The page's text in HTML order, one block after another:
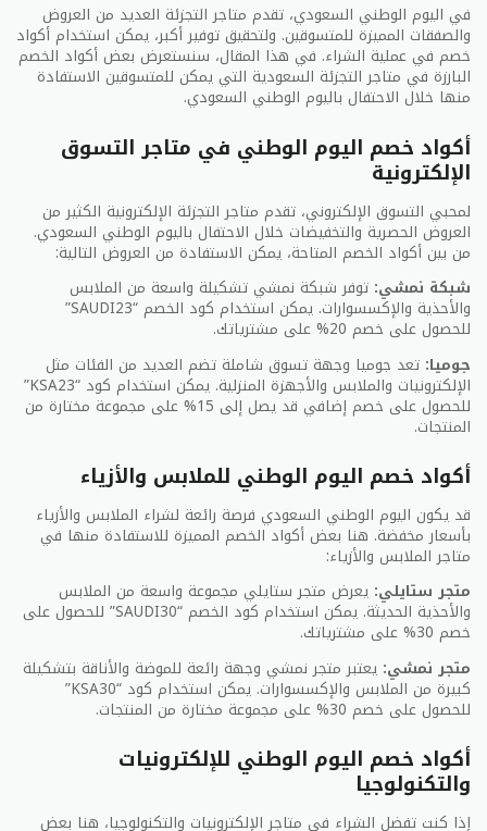
مواصفات الوطني السعودي
الفنادق والمنتجعات
تنوع واسع من الخيارات
في مجال السياحة الداخلية والفنادق والمنتجعات. تتميز كل
واحدة من هذه العروض بميزاتها الفريدة، لذا من المهم
اختيار تلك التي تتناسب مع احتياجاتك وميزانيتك.
العروض الثقافية
في المملكة العربية السعودية ، تعد عروض الوطني
السعودي من أفضل الأحداث الثقافية التي يستمتع بها
الناس. تقدم هذه العروض مجموعة متنوعة من الفنون
والثقافات من جميع أنحاء العالم. يقام العديد من العروض
الرياضية والموسيقية والفنية في مختلف المدن السعودية
، مما يوفر فرصة للجمهور للاستمتاع بتجارب ثقافية متنوعة.
عروض الأوبرا والمسرح والعروض الفنية
تعرض العديد من المدن في المملكة العروض الأوبرالية
والمسرحية والفنية المذهلة. تقدم الأوبرا السعودية أعمالا
فنية رائعة من جميع أنحاء العالم ، بما في ذلك الأوبرا
الكلاسيكية والعصرية. بالإضافة إلى ذلك ، يقدم المسرح
السعودي عروضا متنوعة تشمل المسرحيات الكوميدية
والدرامية والموسيقية. ومن الجدير بالذكر أن هناك العديد
من العروض الفنية والمعارض التي تعقد في المدن
السعودية ، مما يسمح للناس بالاستمتاع بالأعمال الفنية
المذهلة واكتشاف المواهب الفنية المحلية والدولية.
يقدم الجدول التالي مقارنة بسيطة بين عروض الأوبرا
والمسرح والعروض الفنية في المملكة العربية السعودية:
المواصفات الأوبرا المسرحية
في اليوم الوطني السعودي، تقدم متاجر التجزئة العديد من العروض
والصفقات المميزة للمتسوقين. ولتحقيق توفير أكبر، يمكن استخدام أكواد
خصم في عملية الشراء. في هذا المقال، سنستعرض بعض أكواد الخصم
البارزة في متاجر التجزئة السعودية التي يمكن للمتسوقين الاستفادة
منها خلال الاحتفال باليوم الوطني السعودي.
أكواد خصم اليوم الوطني في متاجر التسوق
الإلكترونية
لمحبي التسوق الإلكتروني، تقدم متاجر التجزئة الإلكترونية الكثير من
العروض الحصرية والتخفيضات خلال الاحتفال باليوم الوطني السعودي.
من بين أكواد الخصم المتاحة، يمكن الاستفادة من العروض التالية:
شبكة نمشي: توفر شبكة نمشي تشكيلة واسعة من الملابس
والأحذية والإكسسوارات. يمكن استخدام كود الخصم “SAUDI23”
للحصول على خصم 20% على مشترياتك.
جوميا: تعد جوميا وجهة تسوق شاملة تضم العديد من الفئات مثل
الإلكترونيات والملابس والأجهزة المنزلية. يمكن استخدام كود “KSA23”
للحصول على خصم إضافي قد يصل إلى 15% على مجموعة مختارة من
المنتجات.
أكواد خصم اليوم الوطني للملابس والأزياء
قد يكون اليوم الوطني السعودي فرصة رائعة لشراء الملابس والأزياء
بأسعار مخفضة. هنا بعض أكواد الخصم المميزة للاستفادة منها في
متاجر الملابس والأزياء:
متجر ستايلي: يعرض متجر ستايلي مجموعة واسعة من الملابس
والأحذية الحديثة. يمكن استخدام كود الخصم “SAUDI30” للحصول على
خصم 30% على مشترياتك.
متجر نمشي: يعتبر متجر نمشي وجهة رائعة للموضة والأناقة بتشكيلة
كبيرة من الملابس والإكسسوارات. يمكن استخدام كود “KSA30”
للحصول على خصم 30% على مجموعة مختارة من المنتجات.
أكواد خصم اليوم الوطني للإلكترونيات
والتكنولوجيا
إذا كنت تفضل الشراء في متاجر الإلكترونيات والتكنولوجيا، هنا بعض